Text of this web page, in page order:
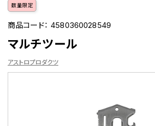
数量限定
商品コード：4580360028549
マルチツール
アストロプロダクツ